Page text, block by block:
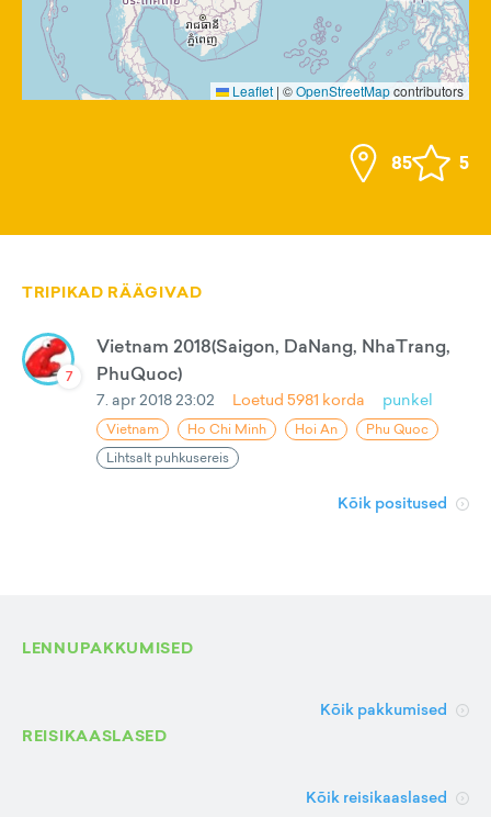
Leaflet | ©OpenStreetMapcontributors
85 5
TRIPIKAD RÄÄGIVAD
7
Vietnam 2018(Saigon, DaNang, NhaTrang,
PhuQuoc)
7. apr 2018 23:02 Loetud 5981 korda punkel
Vietnam Ho Chi Minh Hoi An
Phu Quoc
Lihtsalt puhkusereis
Kõik positused
LENNUPAKKUMISED
Kõik pakkumised
REISIKAASLASED
Kõik reisikaaslased